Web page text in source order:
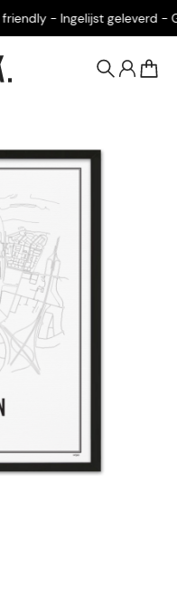
- Ingelijst geleverd -